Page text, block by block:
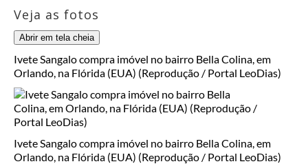
Veja as fotos
Abrir em tela cheia
Ivete Sangalo compra imóvel no bairro Bella Colina, em
Orlando, na Flórida (EUA) (Reprodução / Portal LeoDias)
Ivete Sangalo compra imóvel no bairro Bella Colina, em
Orlando, na Flórida (EUA) (Reprodução / Portal LeoDias)